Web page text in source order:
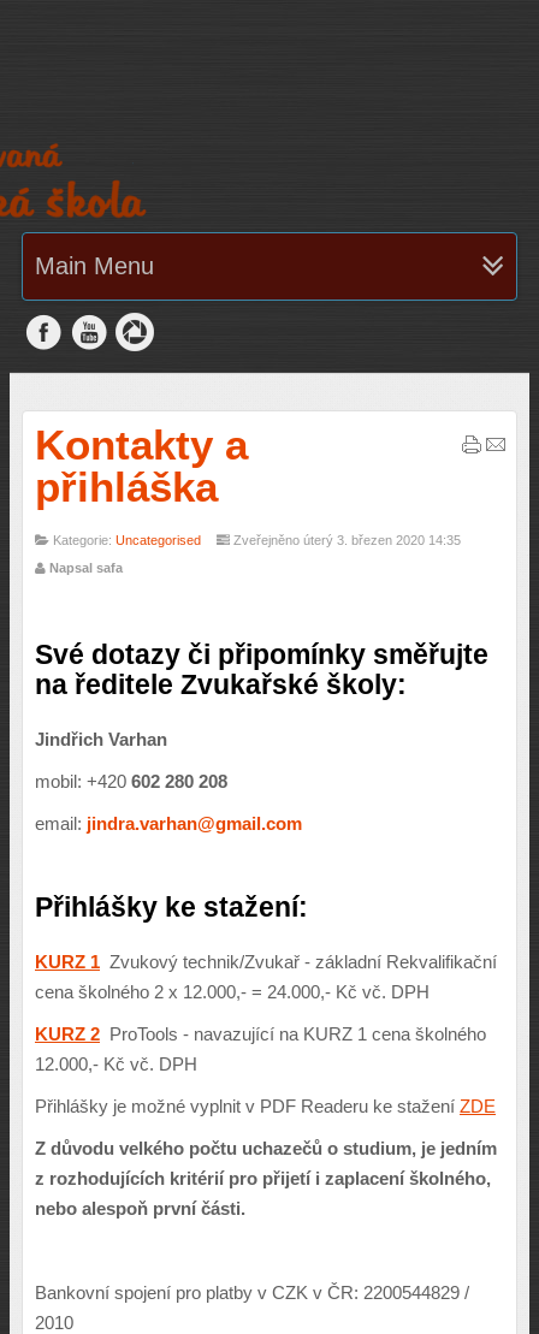
Main Menu
Kontakty a
přihláška
Kategorie: Uncategorised
Zveřejněno úterý 3. březen 2020 14:35
Napsal safa
Své dotazy či připomínky směřujte
na ředitele Zvukařské školy:
Jindřich Varhan
mobil: +420 602 280 208
email: jindra.varhan@gmail.com
Přihlášky ke stažení:
KURZ 1 Zvukový technik/Zvukař - základní Rekvalifikační
cena školného 2 x 12.000,- = 24.000,- Kč vč. DPH
KURZ 2 ProTools - navazující na KURZ 1 cena školného
12.000,- Kč vč. DPH
Přihlášky je možné vyplnit v PDF Readeru ke stažení ZDE
Z důvodu velkého počtu uchazečů o studium, je jedním
z rozhodujících kritérií pro přijetí i zaplacení školného,
nebo alespoň první části.
Bankovní spojení pro platby v CZK v ČR: 2200544829 /
2010